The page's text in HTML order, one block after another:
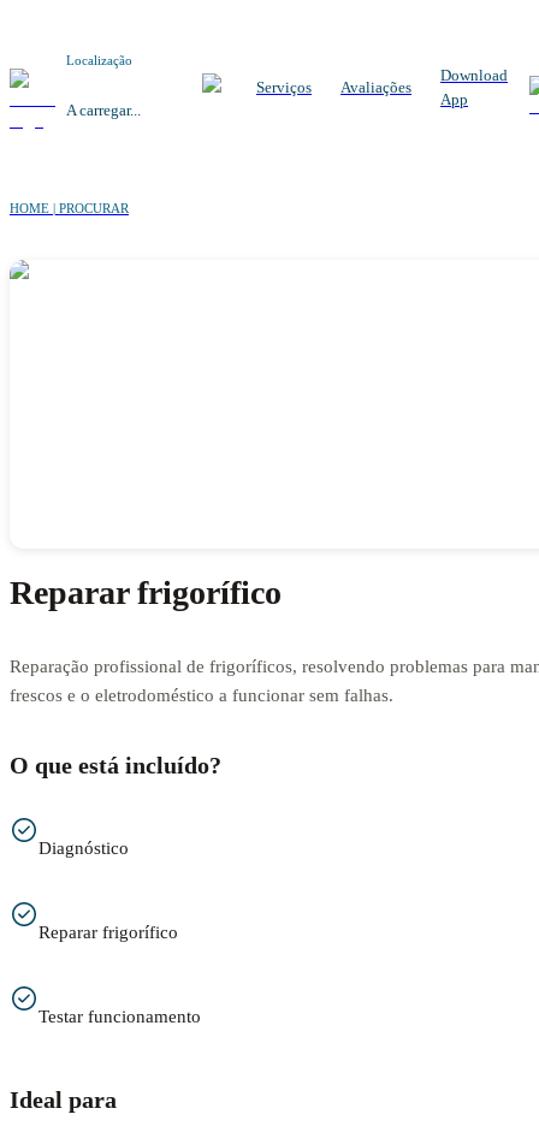
Localização
A carregar...
Serviços Avaliações
Download
App
HOME | PROCURAR
Reparar frigorífico
Reparação profissional de frigoríficos, resolvendo problemas para
frescos e o eletrodoméstico a funcionar sem falhas.
O que está incluído?
Diagnóstico
Reparar frigorífico
Testar funcionamento
Ideal para